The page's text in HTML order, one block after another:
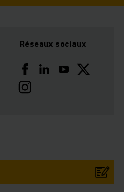
Réseaux sociaux